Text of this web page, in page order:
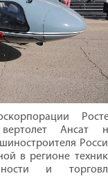
Ансат
в регионе
и